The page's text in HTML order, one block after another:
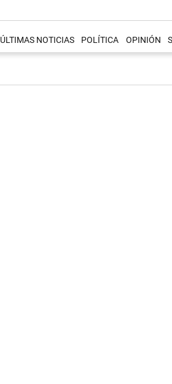
ÚLTIMAS NOTICIAS POLÍTICA OPINIÓN